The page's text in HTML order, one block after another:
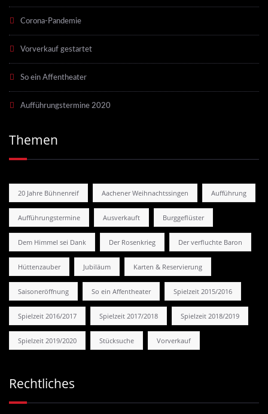
Corona-Pandemie
Vorverkauf gestartet
So ein Affentheater
Aufführungstermine 2020
Themen
20 Jahre Bühnenreif Aachener Weihnachtssingen Aufführung
Aufführungstermine Ausverkauft Burggeflüster
Dem Himmel sei Dank Der Rosenkrieg Der verfluchte Baron
Hüttenzauber Jubiläum Karten & Reservierung
Saisoneröffnung So ein Affentheater Spielzeit 2015/2016
Spielzeit 2016/2017 Spielzeit 2017/2018 Spielzeit 2018/2019
Spielzeit 2019/2020 Stücksuche Vorverkauf
Rechtliches